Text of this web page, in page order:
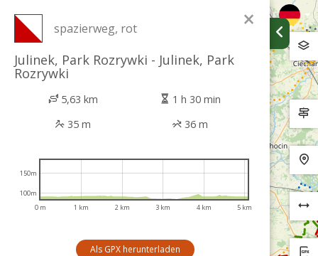
×
spazierweg, rot
Julinek, Park Rozrywki - Julinek, Park
Rozrywki
5,63 km
1 h 30 min
35 m
36 m
0 m 1 km 2 km 3 km 4 km 5 km
100m
150m
Als GPX herunterladen